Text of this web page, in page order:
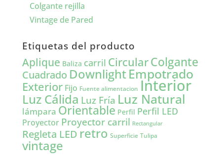
Colgante rejilla
Vintage de Pared
Etiquetas del producto
Aplique Baliza carril CircularColgante
Cuadrado DownlightEmpotrado
Exterior Fijo Fuente alimentacion Interior
Luz Cálida Luz Fría Luz Natural
lámpara Orientable Perfil Perfil LED
Proyector Proyector carril Rectangular
Regleta LEDretro Superficie Tulipa
vintage